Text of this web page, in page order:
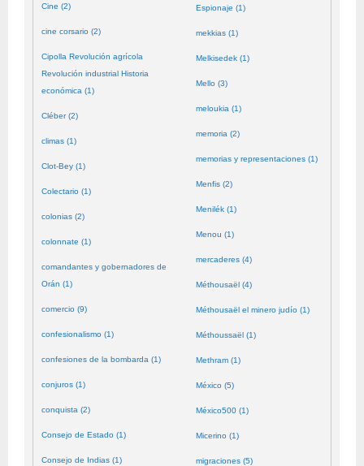
Cine (2)
cine corsario (2)
Cipolla Revolución agrícola
Revolución industrial Historia
económica (1)
Cléber (2)
climas (1)
Clot-Bey (1)
Colectario (1)
colonias (2)
colonnate (1)
comandantes y gobernadores de
Orán (1)
comercio (9)
confesionalismo (1)
confesiones de la bombarda (1)
conjuros (1)
conquista (2)
Consejo de Estado (1)
Consejo de Indias (1)
Espionaje (1)
mekkias (1)
Melkisedek (1)
Mello (3)
meloukia (1)
memoria (2)
memorias y representaciones (1)
Menfis (2)
Menilék (1)
Menou (1)
mercaderes (4)
Méthousaël (4)
Méthousaël el minero judío (1)
Méthoussaël (1)
Methram (1)
México (5)
México500 (1)
Micerino (1)
migraciones (5)